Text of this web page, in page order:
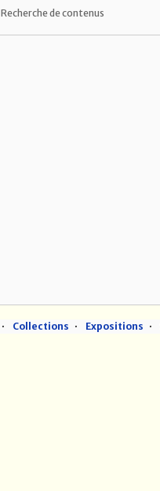
Recherche de contenus
Collections Expositions